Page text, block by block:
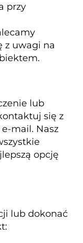
przy
z uwagi na
lub
się z
mail. Nasz
opcję
lub dokonać